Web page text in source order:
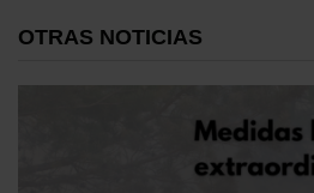
OTRAS NOTICIAS